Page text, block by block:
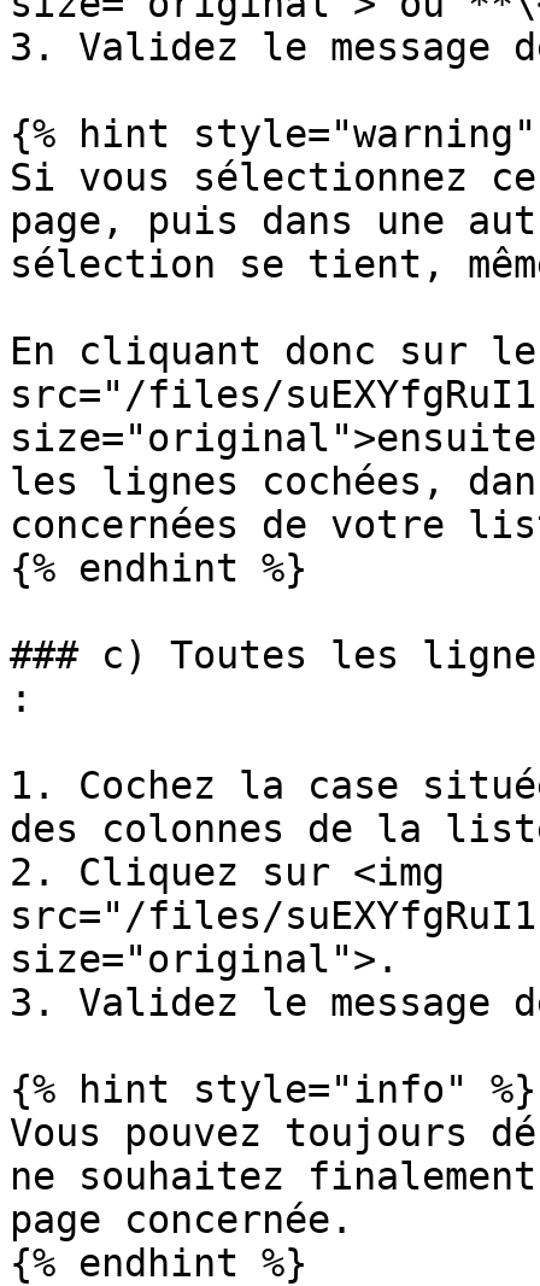
3. Validez le message
{% hint style="warning"
Si vous sélectionnez
page, puis dans une
sélection se tient,
En cliquant donc sur le
src="/files/
les lignes cochées,
concernées de votre
{% endhint %}
### c) Toutes les
:
1. Cochez la case
des colonnes de la liste
2. Cliquez sur <img
src="/files/
size="original">.
3. Validez le message
{% hint style="info" %}
Vous pouvez toujours
ne souhaitez
page concernée.
{% endhint %}